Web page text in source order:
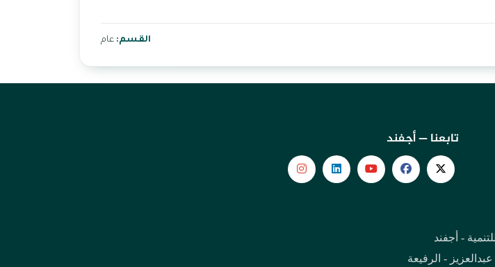
القسم: عام
تابعنا — أجفند
- أجفند